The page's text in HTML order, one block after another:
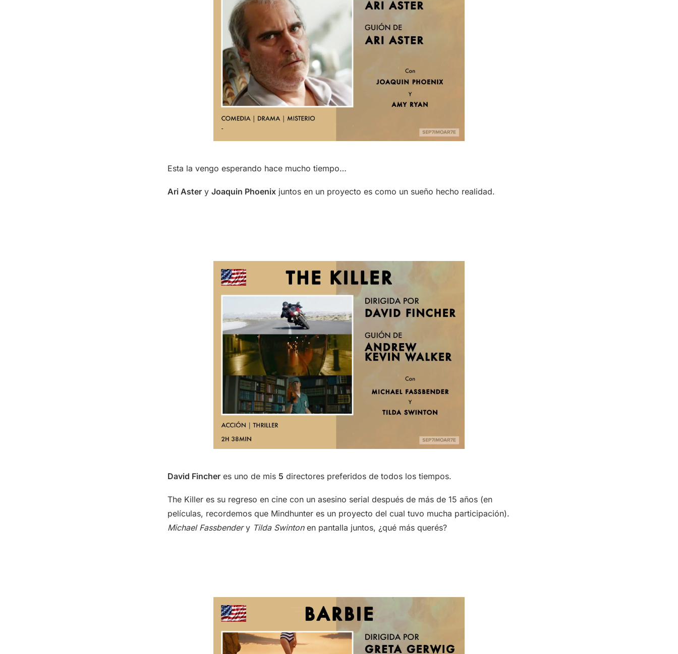
Esta la vengo esperando hace mucho tiempo…
Ari Aster y Joaquin Phoenix juntos en un proyecto es como un sueño hecho realidad.
David Fincher es uno de mis 5 directores preferidos de todos los tiempos.
The Killer es su regreso en cine con un asesino serial después de más de 15 años (en
películas, recordemos que Mindhunter es un proyecto del cual tuvo mucha participación).
Michael Fassbendery Tilda Swintonen pantalla juntos, ¿qué más querés?